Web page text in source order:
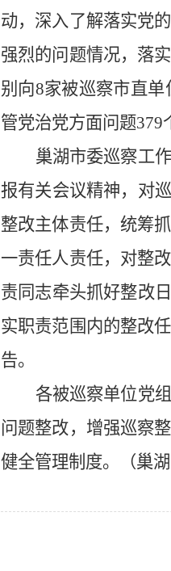
动，深入了解落实党
强烈的问题情况，落
别向8家被巡察市直
管党治党方面问题379
巢湖市委巡察工
报有关会议精神，对
整改主体责任，统筹
一责任人责任，对整
责同志牵头抓好整改
实职责范围内的整改
告。
各被巡察单位党
问题整改，增强巡察
健全管理制度。（巢湖